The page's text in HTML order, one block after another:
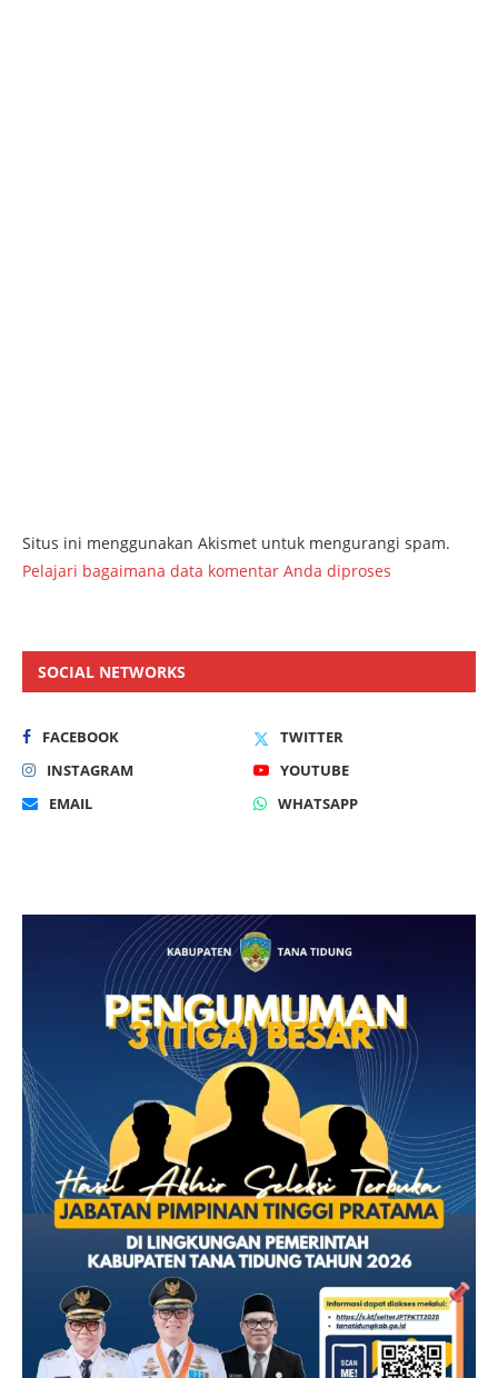
Situs ini menggunakan Akismet untuk mengurangi spam.
Pelajari bagaimana data komentar Anda diproses
SOCIAL NETWORKS
FACEBOOK
TWITTER
INSTAGRAM
YOUTUBE
EMAIL
WHATSAPP